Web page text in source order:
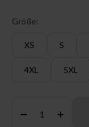
Größe:
XS S
4XL 5XL